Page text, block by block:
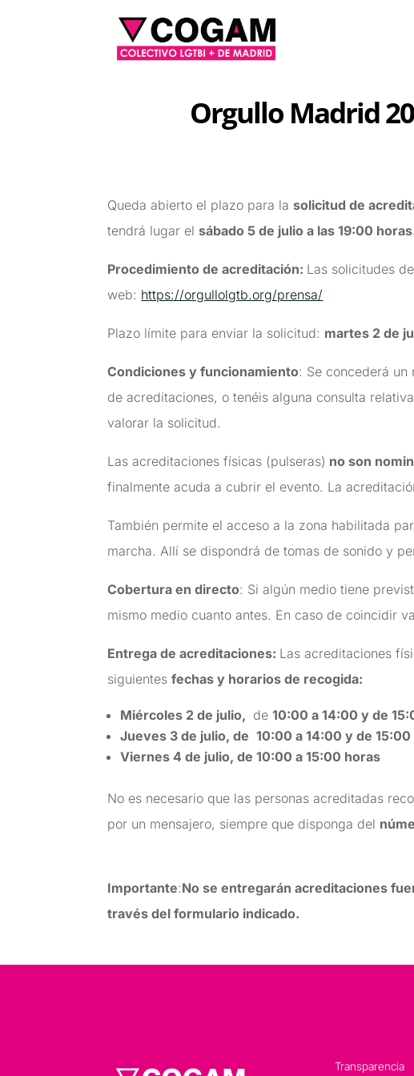
Orgullo Madrid
Queda abierto el plazo para la solicitud de
tendrá lugar el sábado 5 de julio a las 19:00 horas
Procedimiento de acreditación: Las solicitudes
web: https://orgullolgtb.org/prensa/
Plazo límite para enviar la solicitud: martes 2 de
Condiciones y funcionamiento: Se concederá un
de acreditaciones, o tenéis alguna consulta
valorar la solicitud.
Las acreditaciones físicas (pulseras) no son
finalmente acuda a cubrir el evento. La
También permite el acceso a la zona habilitada
marcha. Allí se dispondrá de tomas de sonido y
Cobertura en directo: Si algún medio tiene
mismo medio cuanto antes. En caso de coincidir
Entrega de acreditaciones: Las acreditaciones
siguientesfechas y horarios de recogida:
Miércoles 2 de julio, de10:00 a 14:00 y de
Jueves 3 de julio, de 10:00 a 14:00 y de 15:00
Viernes 4 de julio, de 10:00 a 15:00 horas
No es necesario que las personas acreditadas
por un mensajero, siempre que disponga del
Importante:No se entregarán acreditaciones
través del formulario indicado.
Transparencia